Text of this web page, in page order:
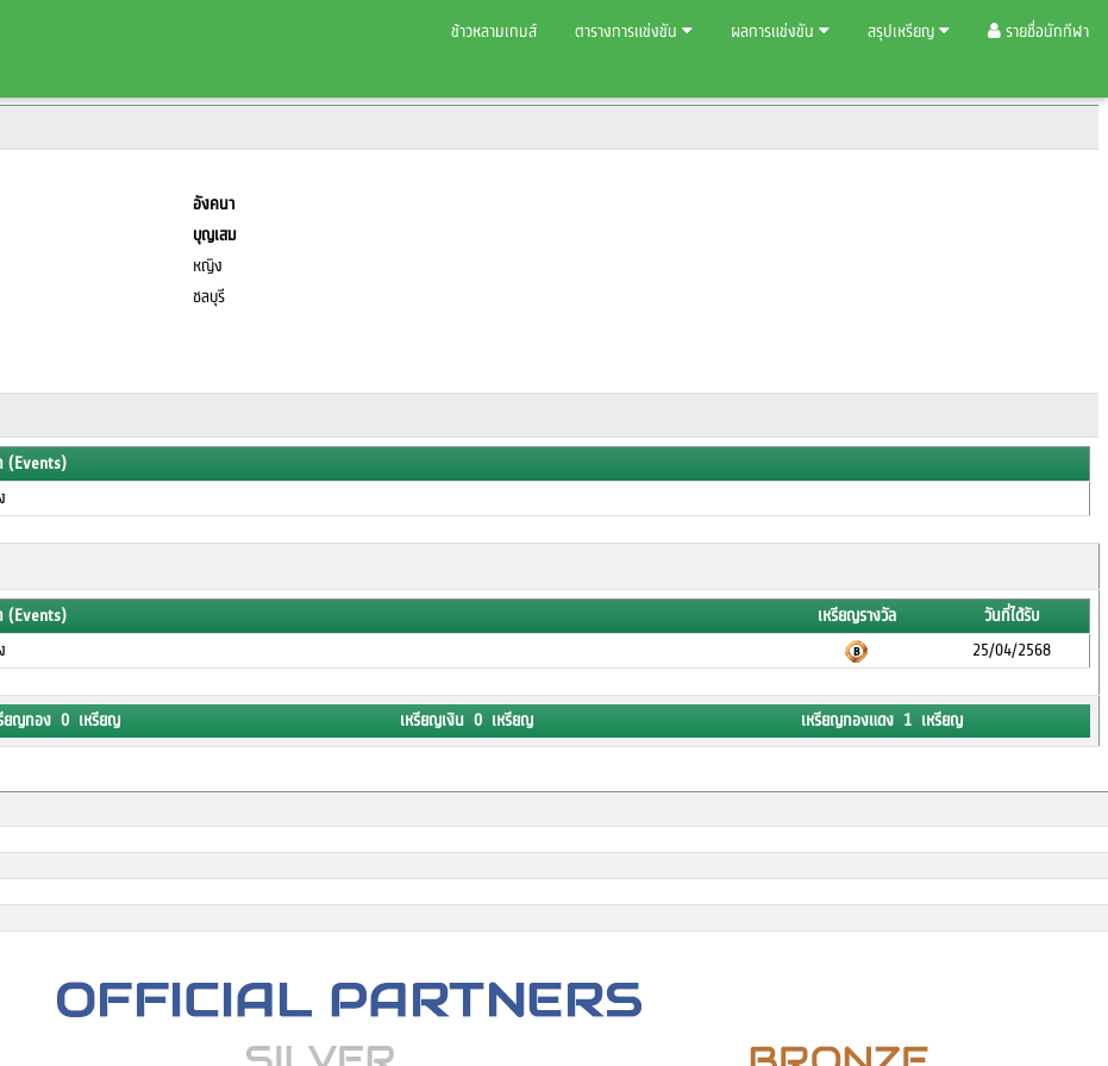
ข้าวหลามเกมส์ ตารางการแข่งขัน ผลการแข่งขัน สรุปเหรียญ รายชื่อนักกีฬา
อังคนา
บุญเสม
หญิง
ชลบุรี
(Events)
(Events) เหรียญรางวัล
วันที่ได้รับ
25/04/2568
ยญทอง 0 เหรียญ เหรียญเงิน 0 เหรียญ เหรียญทองแดง 1 เหรียญ